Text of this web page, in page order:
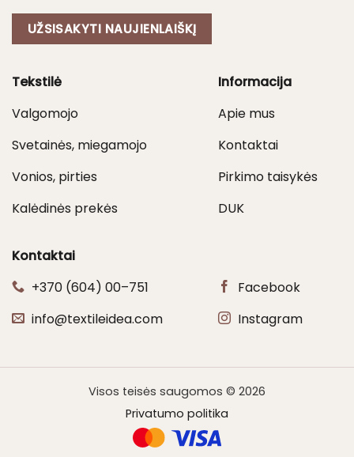
UŽSISAKYTI NAUJIENLAIŠKĮ
Tekstilė
Valgomojo
Svetainės, miegamojo
Vonios, pirties
Kalėdinės prekės
Informacija
Apie mus
Kontaktai
Pirkimo taisykės
DUK
Kontaktai
+370 (604) 00–751
info@textileidea.com
Facebook
Instagram
Visos teisės saugomos © 2026
Privatumo politika